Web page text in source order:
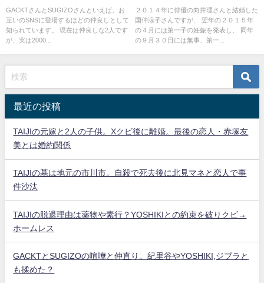
も揉めた？
GACKTさんとSUGIZOさんといえば、お
互いのSNSに登場するほどの仲良しとして
知られています。 現在は仲良しな2人です
が、実は2000...
一子と離婚疑惑の消滅(画像)
２０１４年に俳優の向井理さんと結婚した
国仲涼子さんですが、 翌年の２０１５年
の４月には第一子の妊娠を発表し、 同年
の９月３０日には無事、第一...
最近の投稿
TAIJIの元嫁と2人の子供。Xクビ後に離婚。最後の恋人・赤塚友
美とは婚約関係
TAIJIの墓は地元の市川市。自殺で死去後に北見マネと恋人で事
件沙汰
TAIJIの脱退理由は薬物や素行？YOSHIKIとの約束を破りクビ→
ホームレス
GACKTとSUGIZOの喧嘩と仲直り。紀里谷やYOSHIKI,ジブラと
も揉めた？